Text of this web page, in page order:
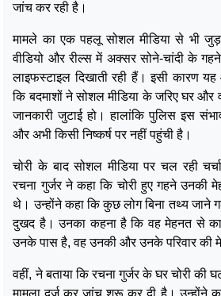
जांच कर रही है।
मामले का एक पहलू सोशल मीडिया से भी
वीडियो और रील्स में अक्सर सोने-चांदी के
लाइफस्टाइल दिखाती रही हैं। इसी कारण
कि बदमाशों ने सोशल मीडिया के जरिए घर और
जानकारी जुटाई हो। हालांकि पुलिस इस
और अभी किसी निष्कर्ष पर नहीं पहुंची है।
चोरी के बाद सोशल मीडिया पर चल रही
रचना गुर्जर ने कहा कि चोरी हुए गहने उनकी
थे। उन्होंने कहा कि कुछ लोग बिना तथ्य जाने
दुखद है। उनका कहना है कि वह मेहनत से
उनके पास है, वह उनकी और उनके परिवार की
वहीं, ने बताया कि रचना गुर्जर के घर चोरी
मामला दर्ज कर जांच शुरू कर दी है। उन्होंने